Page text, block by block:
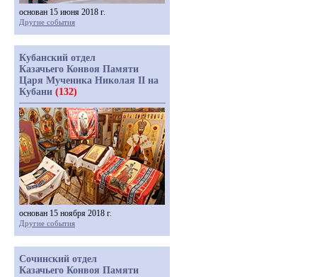
основан 15 июня 2018 г.
Другие события
Кубанский отдел
Казачьего Конвоя Памяти
Царя Мученика Николая II на
Кубани (132)
основан 15 ноября 2018 г.
Другие события
Сочинский отдел
Казачьего Конвоя Памяти